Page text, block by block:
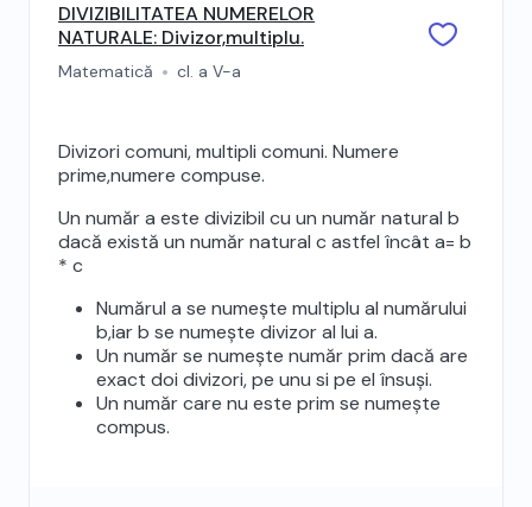
DIVIZIBILITATEA NUMERELOR
NATURALE: Divizor,multiplu.
Matematică cl. a V-a
Divizori comuni, multipli comuni. Numere
prime,numere compuse.
Un număr a este divizibil cu un număr natural b
dacă există un număr natural c astfel încât a= b
* c
Numărul a se numește multiplu al numărului
b,iar b se numește divizor al lui a.
Un număr se numește număr prim dacă are
exact doi divizori, pe unu si pe el însuși.
Un număr care nu este prim se numește
compus.